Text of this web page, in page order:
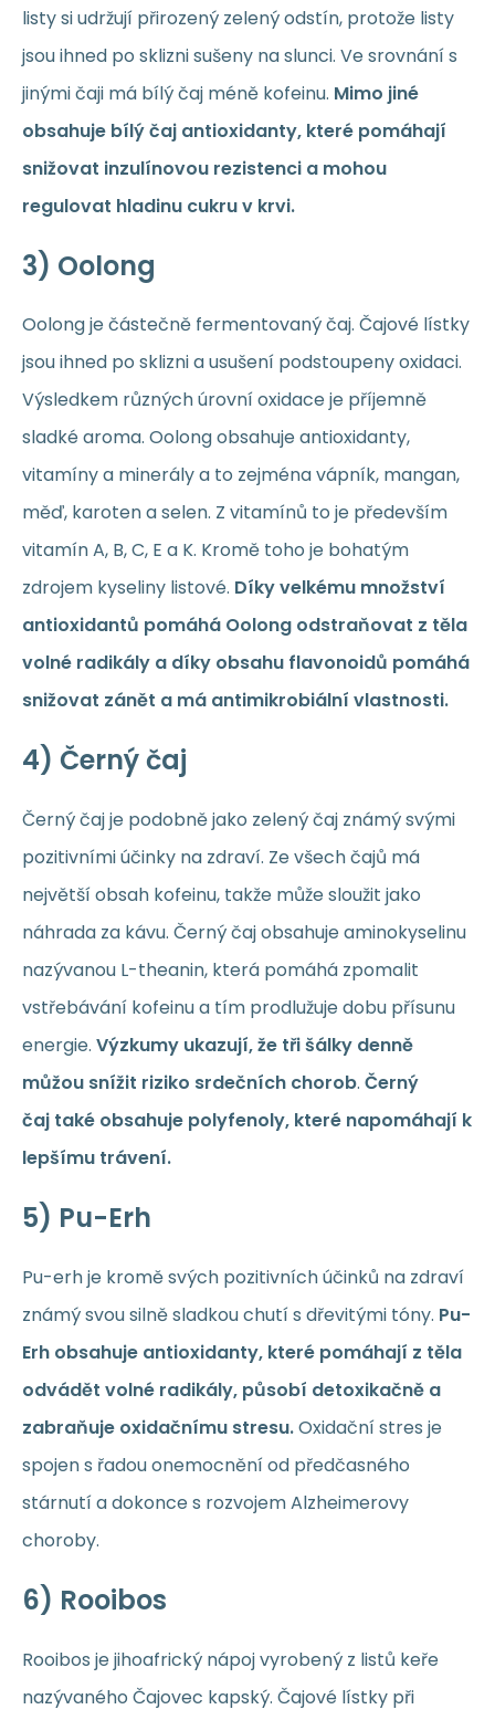
listy si udržují přirozený zelený odstín, protože listy
jsou ihned po sklizni sušeny na slunci. Ve srovnání s
jinými čaji má bílý čaj méně kofeinu. Mimo jiné
obsahuje bílý čaj antioxidanty, které pomáhají
snižovat inzulínovou rezistenci a mohou
regulovat hladinu cukru v krvi.
3) Oolong
Oolong je částečně fermentovaný čaj. Čajové lístky
jsou ihned po sklizni a usušení podstoupeny oxidaci.
Výsledkem různých úrovní oxidace je příjemně
sladké aroma. Oolong obsahuje antioxidanty,
vitamíny a minerály a to zejména vápník, mangan,
měď, karoten a selen. Z vitamínů to je především
vitamín A, B, C, E a K. Kromě toho je bohatým
zdrojem kyseliny listové. Díky velkému množství
antioxidantů pomáhá Oolong odstraňovat z těla
volné radikály a díky obsahu flavonoidů pomáhá
snižovat zánět a má antimikrobiální vlastnosti.
4) Černý čaj
Černý čaj je podobně jako zelený čaj známý svými
pozitivními účinky na zdraví. Ze všech čajů má
největší obsah kofeinu, takže může sloužit jako
náhrada za kávu. Černý čaj obsahuje aminokyselinu
nazývanou L-theanin, která pomáhá zpomalit
vstřebávání kofeinu a tím prodlužuje dobu přísunu
energie. Výzkumy ukazují, že tři šálky denně
můžou snížit riziko srdečních chorob. Černý
čaj také obsahuje polyfenoly, které napomáhají k
lepšímu trávení.
5) Pu-Erh
Pu-erh je kromě svých pozitivních účinků na zdraví
známý svou silně sladkou chutí s dřevitými tóny. Pu-
Erh obsahuje antioxidanty, které pomáhají z těla
odvádět volné radikály, působí detoxikačně a
zabraňuje oxidačnímu stresu.Oxidační stres je
spojen s řadou onemocnění od předčasného
stárnutí a dokonce s rozvojem Alzheimerovy
choroby.
6) Rooibos
Rooibos je jihoafrický nápoj vyrobený z listů keře
nazývaného Čajovec kapský. Čajové lístky při